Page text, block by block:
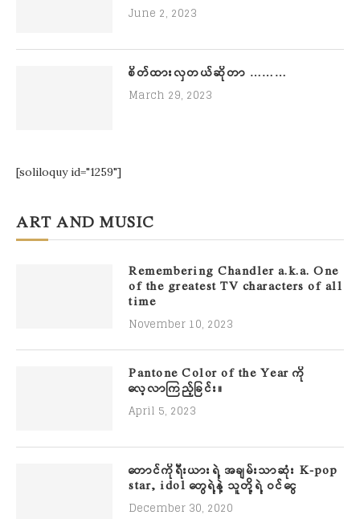
June 2, 2023
စိတ်ထားလှတယ်ဆိုတာ ………
March 29, 2023
[soliloquy id="1259"]
ART AND MUSIC
Remembering Chandler a.k.a. One
of the greatest TV characters of all
time
November 10, 2023
Pantone Color of the Year ကို
လေ့လာကြည့်ခြင်း။
April 5, 2023
တောင်ကိုရီးယားရဲ့ အချမ်းသာဆုံး K-pop
star, idol တွေရဲ့နဲ့ သူတို့ရဲ့ ဝင်ငွေ
December 30, 2020